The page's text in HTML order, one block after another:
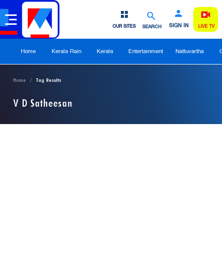
SEARCH SIGN IN
OUR SITES LIVE TV
Home Kerala Rain Kerala Entertainment Nattuvartha
Home Tag Results
V D Satheesan